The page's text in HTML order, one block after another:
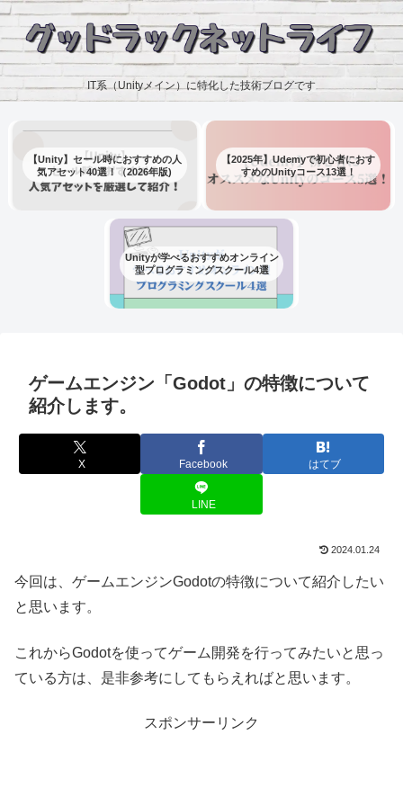
IT系（Unityメイン）に特化した技術ブログです
【Unity】セール時におすすめの人
気アセット40選！（2026年版)
【2025年】Udemyで初心者におす
すめのUnityコース13選！
Unityが学べるおすすめオンライン
型プログラミングスクール4選
ゲームエンジン「Godot」の特徴について
紹介します。
X Facebook はてブ
LINE
2024.01.24
今回は、ゲームエンジンGodotの特徴について紹介したい
と思います。
これからGodotを使ってゲーム開発を行ってみたいと思っ
ている方は、是非参考にしてもらえればと思います。
スポンサーリンク